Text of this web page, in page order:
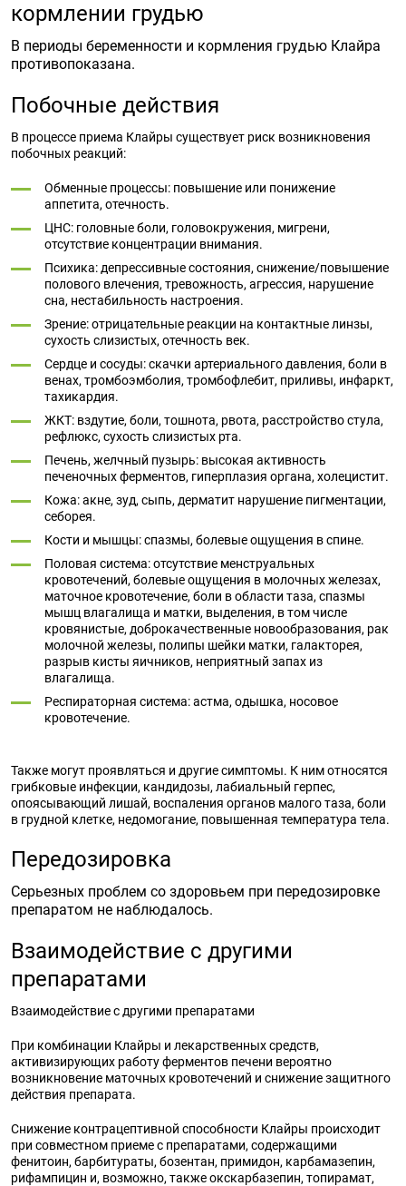
кормлении грудью
В периоды беременности и кормления грудью Клайра
противопоказана.
Побочные действия
В процессе приема Клайры существует риск возникновения
побочных реакций:
Обменные процессы: повышение или понижение
аппетита, отечность.
ЦНС: головные боли, головокружения, мигрени,
отсутствие концентрации внимания.
Психика: депрессивные состояния, снижение/повышение
полового влечения, тревожность, агрессия, нарушение
сна, нестабильность настроения.
Зрение: отрицательные реакции на контактные линзы,
сухость слизистых, отечность век.
Сердце и сосуды: скачки артериального давления, боли в
венах, тромбоэмболия, тромбофлебит, приливы, инфаркт,
тахикардия.
ЖКТ: вздутие, боли, тошнота, рвота, расстройство стула,
рефлюкс, сухость слизистых рта.
Печень, желчный пузырь: высокая активность
печеночных ферментов, гиперплазия органа, холецистит.
Кожа: акне, зуд, сыпь, дерматит нарушение пигментации,
себорея.
Кости и мышцы: спазмы, болевые ощущения в спине.
Половая система: отсутствие менструальных
кровотечений, болевые ощущения в молочных железах,
маточное кровотечение, боли в области таза, спазмы
мышц влагалища и матки, выделения, в том числе
кровянистые, доброкачественные новообразования, рак
молочной железы, полипы шейки матки, галакторея,
разрыв кисты яичников, неприятный запах из
влагалища.
Респираторная система: астма, одышка, носовое
кровотечение.
Также могут проявляться и другие симптомы. К ним относятся
грибковые инфекции, кандидозы, лабиальный герпес,
опоясывающий лишай, воспаления органов малого таза, боли
в грудной клетке, недомогание, повышенная температура тела.
Передозировка
Серьезных проблем со здоровьем при передозировке
препаратом не наблюдалось.
Взаимодействие с другими
препаратами
Взаимодействие с другими препаратами
При комбинации Клайры и лекарственных средств,
активизирующих работу ферментов печени вероятно
возникновение маточных кровотечений и снижение защитного
действия препарата.
Снижение контрацептивной способности Клайры происходит
при совместном приеме с препаратами, содержащими
фенитоин, барбитураты, бозентан, примидон, карбамазепин,
рифампицин и, возможно, также окскарбазепин, топирамат,